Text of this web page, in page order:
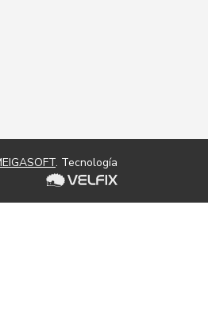
. Tecnología